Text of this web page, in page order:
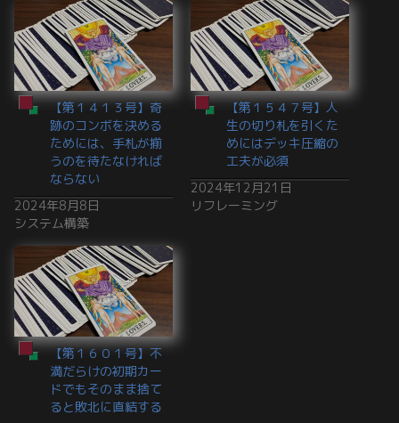
【第１４１３号】奇
跡のコンボを決める
ためには、手札が揃
うのを待たなければ
ならない
2024年8月8日
システム構築
【第１５４７号】人
生の切り札を引くた
めにはデッキ圧縮の
工夫が必須
2024年12月21日
リフレーミング
【第１６０１号】不
満だらけの初期カー
ドでもそのまま捨て
ると敗北に直結する